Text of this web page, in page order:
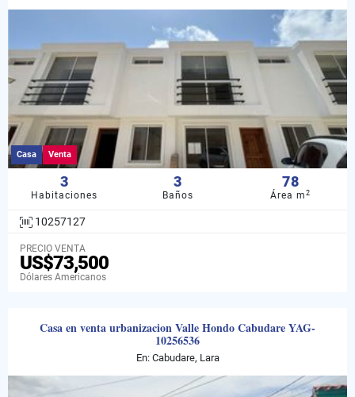
Casa Venta
3
Habitaciones
3
Baños
78
Área m2
10257127
PRECIO VENTA
US$73,500
Dólares Americanos
Casa en venta urbanizacion Valle Hondo Cabudare YAG-
10256536
En: Cabudare, Lara